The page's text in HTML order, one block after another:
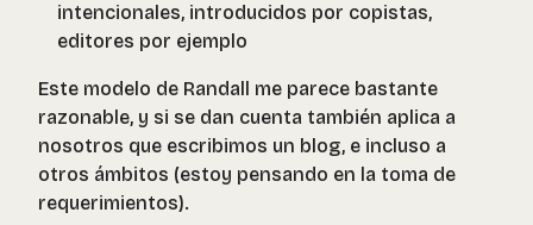
intencionales, introducidos por copistas,
editores por ejemplo
Este modelo de Randall me parece bastante
razonable, y si se dan cuenta también aplica a
nosotros que escribimos un blog, e incluso a
otros ámbitos (estoy pensando en la toma de
requerimientos).